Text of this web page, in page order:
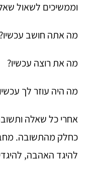
וממשיכים לשאול
מה אתה חושב עכשיו?
מה את רוצה עכשיו?
מה היה עוזר לך
אחרי כל שאלה
כחלק מהתשובה.
להיגד האהבה,